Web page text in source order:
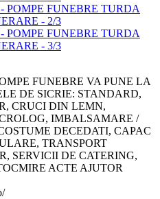
FUNEBRE VA PUNE LA
DE SICRIE: STANDARD,
CRUCI DIN LEMN,
IMBALSAMARE /
DECEDATI, CAPAC
TRANSPORT
SERVICII DE CATERING,
ACTE AJUTOR